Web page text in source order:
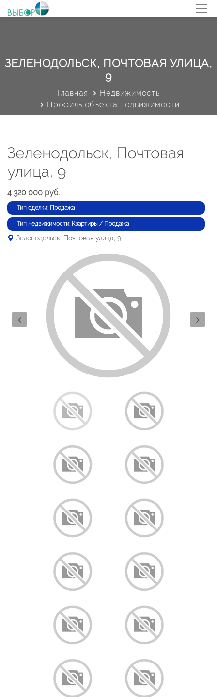
ЗЕЛЕНОДОЛЬСК, ПОЧТОВАЯ УЛИЦА,
9
Главная
Недвижимость
Профиль объекта недвижимости
Зеленодольск, Почтовая
улица, 9
4 320 000 руб.
Тип сделки: Продажа
Тип недвижимости: Квартиры / Продажа
Зеленодольск, Почтовая улица, 9